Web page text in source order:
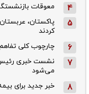
4 معوقات
5
پاکستان،
کردند
6 چارچوب کلی
7
نشست خبری
می‌شود
8 خبر جدید برای